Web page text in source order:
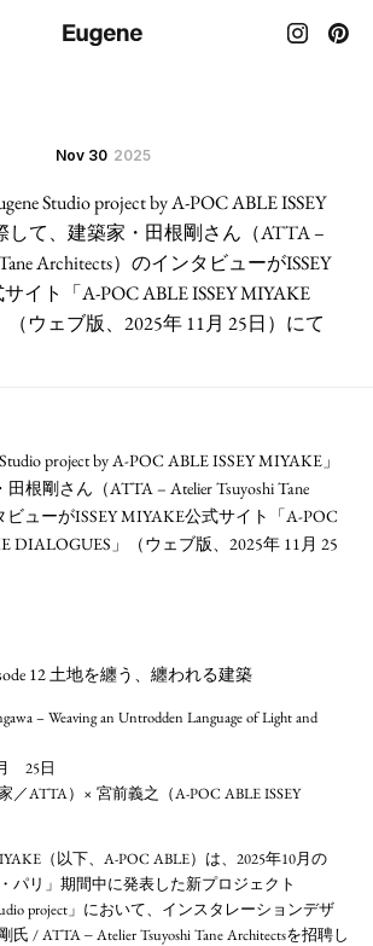
Nov 30 2025
Studio project by A-POC ABLE ISSEY
して、建築家・田根剛さん（ATTA –
Architects）のインタビューがISSEY
イト「A-POC ABLE ISSEY MIYAKE
（ウェブ版、2025年 11月 25日）にて
project by A-POC ABLE ISSEY MIYAKE」
根剛さん（ATTA – Atelier Tsuyoshi Tane
ビューがISSEY MIYAKE公式サイト「A-POC
DIALOGUES」（ウェブ版、2025年 11月 25
12 土地を纏う、纏われる建築
– Weaving an Untrodden Language of Light and
25日
ATTA）× 宮前義之（A-POC ABLE ISSEY
（以下、A-POC ABLE）は、2025年10月の
パリ」期間中に発表した新プロジェクト
project」において、インスタレーションデザ
/ ATTA ‒ Atelier Tsuyoshi Tane Architectsを招聘し